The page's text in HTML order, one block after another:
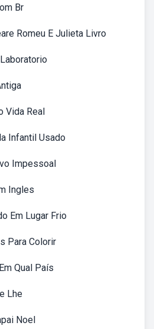
Br
Romeu E Julieta Livro
Vida Real
Infantil Usado
Impessoal
Ingles
Em Lugar Frio
Para Colorir
Qual País
Lhe
Noel